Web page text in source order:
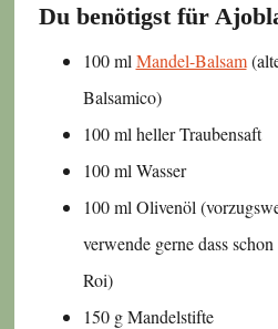
Du benötigst für
100 ml Mandel-Balsam
Balsamico)
100 ml heller Traubensaft
100 ml Wasser
100 ml Olivenöl
verwende gerne dass
Roi)
150 g Mandelstifte